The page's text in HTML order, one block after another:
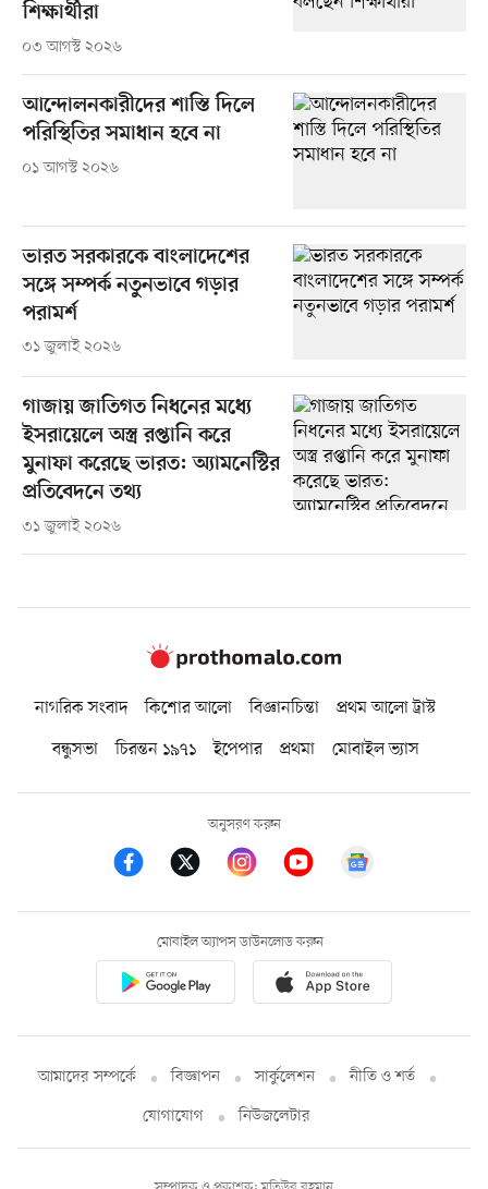
শিক্ষার্থীরা
০৩ আগস্ট ২০২৬
আন্দোলনকারীদের শাস্তি দিলে
পরিস্থিতির সমাধান হবে না
০১ আগস্ট ২০২৬
ভারত সরকারকে বাংলাদেশের
সঙ্গে সম্পর্ক নতুনভাবে গড়ার
পরামর্শ
৩১ জুলাই ২০২৬
গাজায় জাতিগত নিধনের মধ্যে
ইসরায়েলে অস্ত্র রপ্তানি করে
মুনাফা করেছে ভারত: অ্যামনেস্টির
প্রতিবেদনে তথ্য
৩১ জুলাই ২০২৬
নাগরিক সংবাদ কিশোর আলো বিজ্ঞানচিন্তা
প্রথম আলো ট্রাস্ট
বন্ধুসভা
চিরন্তন ১৯৭১ ইপেপার প্রথমা মোবাইল ভ্যাস
অনুসরণ করুন
মোবাইল অ্যাপস ডাউনলোড করুন
আমাদের সম্পর্কে বিজ্ঞাপন সার্কুলেশন
নীতি ও শর্ত
যোগাযোগ
নিউজলেটার